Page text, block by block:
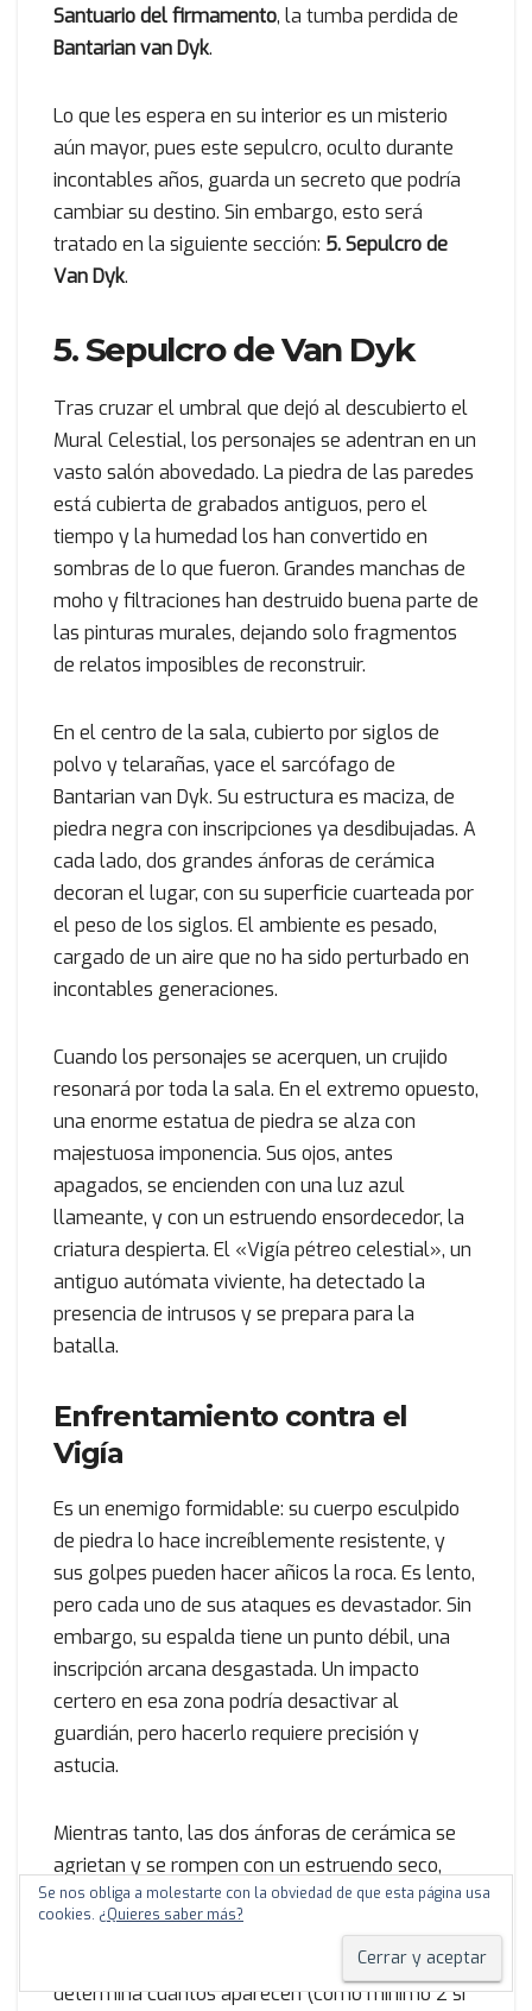
Santuario del firmamento, la tumba perdida de
Bantarian van Dyk.
Lo que les espera en su interior es un misterio
aún mayor, pues este sepulcro, oculto durante
incontables años, guarda un secreto que podría
cambiar su destino. Sin embargo, esto será
tratado en la siguiente sección: 5. Sepulcro de
Van Dyk.
5. Sepulcro de Van Dyk
Tras cruzar el umbral que dejó al descubierto el
Mural Celestial, los personajes se adentran en un
vasto salón abovedado. La piedra de las paredes
está cubierta de grabados antiguos, pero el
tiempo y la humedad los han convertido en
sombras de lo que fueron. Grandes manchas de
moho y filtraciones han destruido buena parte de
las pinturas murales, dejando solo fragmentos
de relatos imposibles de reconstruir.
En el centro de la sala, cubierto por siglos de
polvo y telarañas, yace el sarcófago de
Bantarian van Dyk. Su estructura es maciza, de
piedra negra con inscripciones ya desdibujadas. A
cada lado, dos grandes ánforas de cerámica
decoran el lugar, con su superficie cuarteada por
el peso de los siglos. El ambiente es pesado,
cargado de un aire que no ha sido perturbado en
incontables generaciones.
Cuando los personajes se acerquen, un crujido
resonará por toda la sala. En el extremo opuesto,
una enorme estatua de piedra se alza con
majestuosa imponencia. Sus ojos, antes
apagados, se encienden con una luz azul
llameante, y con un estruendo ensordecedor, la
criatura despierta. El «Vigía pétreo celestial», un
antiguo autómata viviente, ha detectado la
presencia de intrusos y se prepara para la
batalla.
Enfrentamiento contra el
Vigía
Es un enemigo formidable: su cuerpo esculpido
de piedra lo hace increíblemente resistente, y
sus golpes pueden hacer añicos la roca. Es lento,
pero cada uno de sus ataques es devastador. Sin
embargo, su espalda tiene un punto débil, una
inscripción arcana desgastada. Un impacto
certero en esa zona podría desactivar al
guardián, pero hacerlo requiere precisión y
astucia.
Mientras tanto, las dos ánforas de cerámica se
agrietan y se rompen con un estruendo seco,
liberando Ecos sónicos. La cantidad de estos
depende de los fallos cometidos en la cuadrícula
del Mural celestial: el número de fallos x2
determina cuántos aparecen (como mínimo 2 si
Se nos obliga a molestarte con la obviedad de que esta página usa
cookies. ¿Quieres saber más?